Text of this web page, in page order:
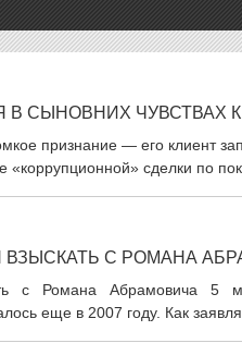
СЫНОВНИХ ЧУВСТВАХ
признание — его клиент
«коррупционной» сделки по
С РОМАНА
с Романа Абрамовича 5
еще в 2007 году. Как